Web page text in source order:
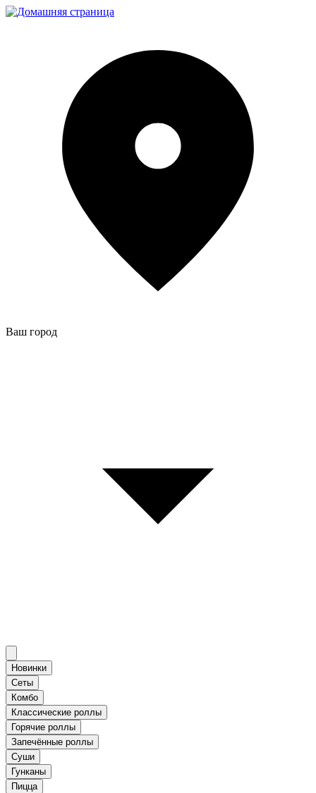
Ваш город
Новинки
Сеты
Комбо
Классические роллы
Горячие роллы
Запечённые роллы
Суши
Гунканы
Пицца